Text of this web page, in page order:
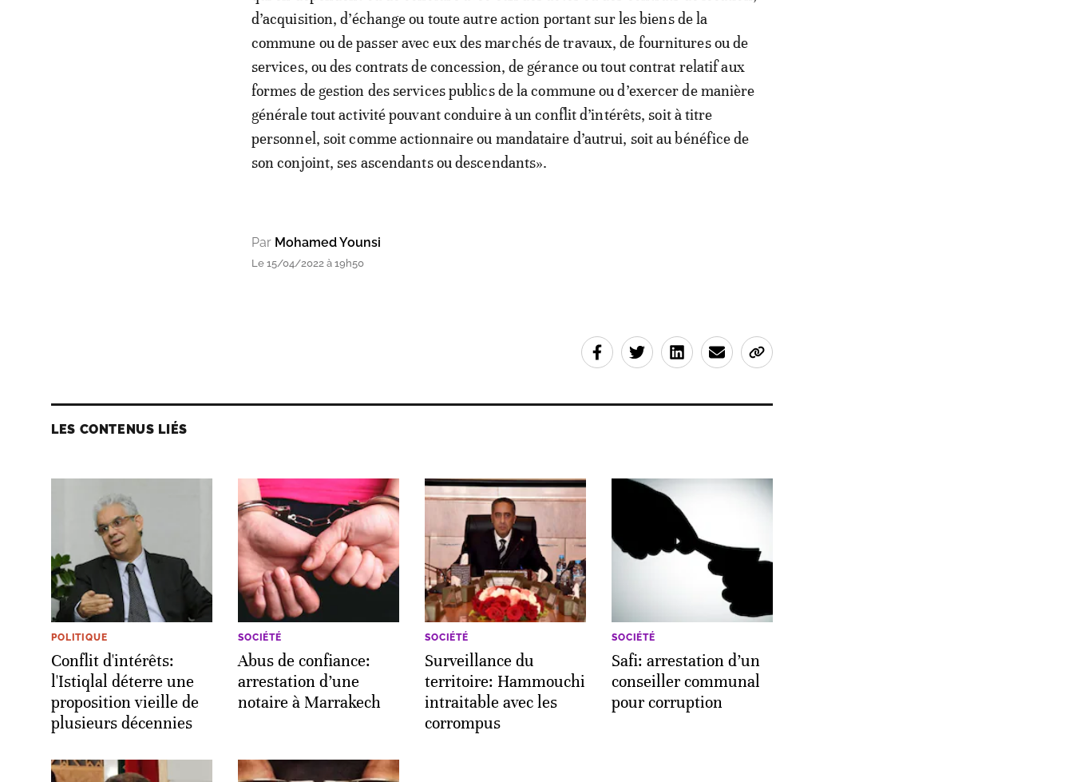
d’acquisition, d’échange ou toute autre action portant sur les biens de la
commune ou de passer avec eux des marchés de travaux, de fournitures ou de
services, ou des contrats de concession, de gérance ou tout contrat relatif aux
formes de gestion des services publics de la commune ou d’exercer de manière
générale tout activité pouvant conduire à un conflit d’intérêts, soit à titre
personnel, soit comme actionnaire ou mandataire d’autrui, soit au bénéfice de
son conjoint, ses ascendants ou descendants».
Par Mohamed Younsi
Le 15/04/2022 à 19h50
LES CONTENUS LIÉS
POLITIQUE
Conflit d'intérêts:
l'Istiqlal déterre une
proposition vieille de
plusieurs décennies
SOCIÉTÉ
Abus de confiance:
arrestation d’une
notaire à Marrakech
SOCIÉTÉ
Surveillance du
territoire: Hammouchi
intraitable avec les
corrompus
SOCIÉTÉ
Safi: arrestation d’un
conseiller communal
pour corruption